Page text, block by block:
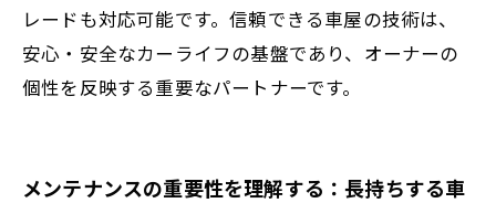
レードも対応可能です。信頼できる車屋の技術は、
安心・安全なカーライフの基盤であり、オーナーの
個性を反映する重要なパートナーです。
メンテナンスの重要性を理解する：長持ちする車